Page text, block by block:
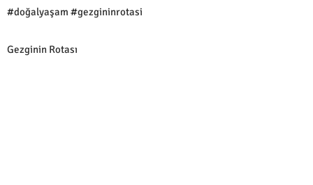
#doğalyaşam #gezgininrotasi
Gezginin Rotası